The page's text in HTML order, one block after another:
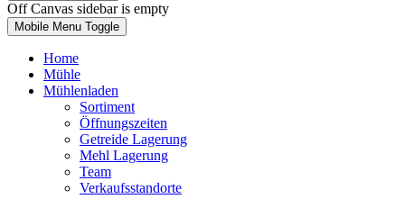
Off Canvas sidebar is empty
Mobile Menu Toggle
Home
Mühle
Mühlenladen
Sortiment
Öffnungszeiten
Getreide Lagerung
Mehl Lagerung
Team
Verkaufsstandorte